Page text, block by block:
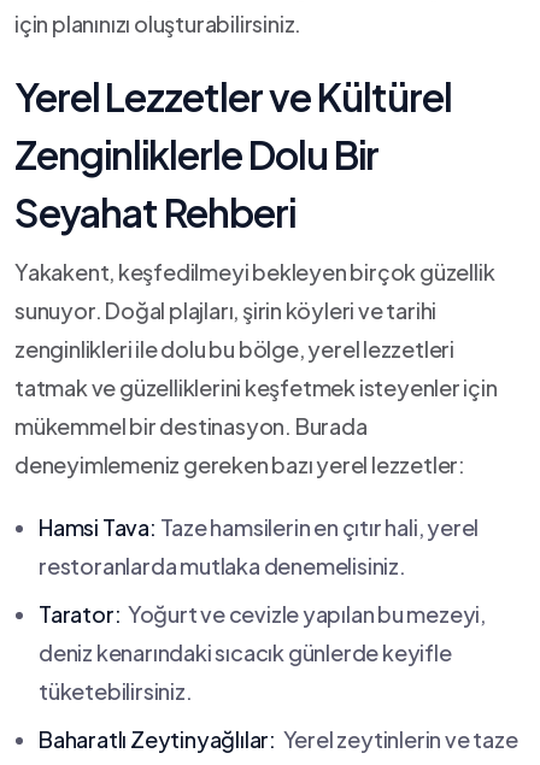
için planınızı oluşturabilirsiniz.
Yerel ⁢Lezzetler ve Kültürel‍
Zenginliklerle Dolu Bir
Seyahat Rehberi
Yakakent, ⁤keşfedilmeyi bekleyen birçok‌ güzellik
sunuyor. Doğal‍ plajları, şirin⁢ köyleri‌ ve tarihi
zenginlikleri ile‍ dolu bu bölge, ‌yerel ⁢lezzetleri‍
tatmak ve güzelliklerini ⁣keşfetmek isteyenler⁣ için
mükemmel bir ‌destinasyon. ‌Burada⁤
deneyimlemeniz gereken⁤ bazı yerel lezzetler:
Hamsi Tava: Taze ⁤hamsilerin en ‍çıtır hali, yerel
restoranlarda mutlaka denemelisiniz.
Tarator: ⁤ Yoğurt ve⁤ cevizle ⁣yapılan bu⁢ mezeyi,
deniz kenarındaki sıcacık günlerde keyifle
tüketebilirsiniz.
Baharatlı‍ Zeytinyağlılar: ‍ Yerel ‌zeytinlerin ve taze⁣